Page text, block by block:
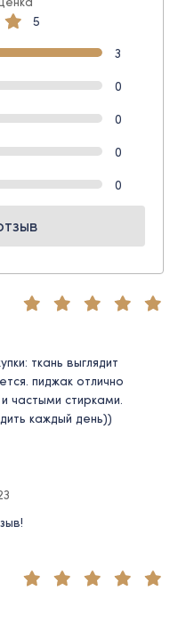
5
3
0
0
0
0
ткань выглядит
пиджак отлично
частыми стирками.
каждый день))